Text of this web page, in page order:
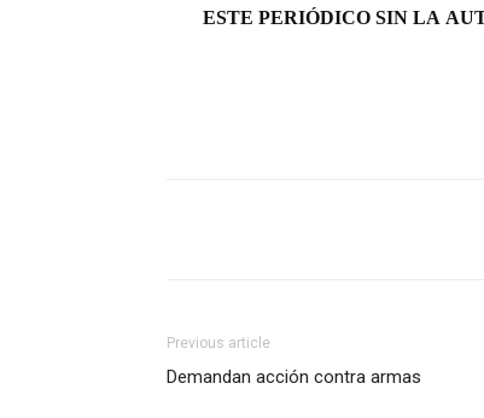
ESTE PERIÓDICO SIN LA
Previous article
Demandan acción contra armas